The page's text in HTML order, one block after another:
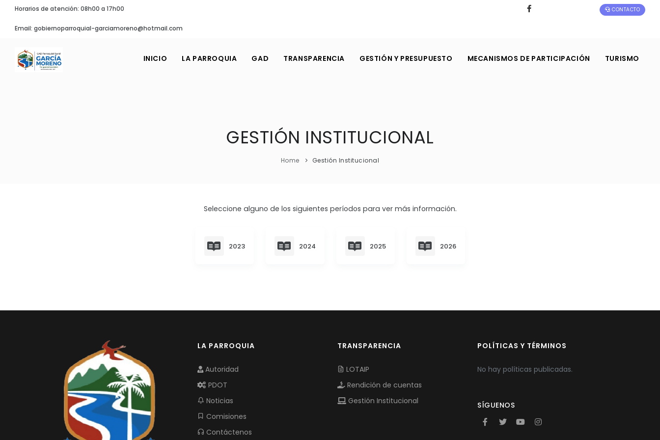
Horarios de atención: 08h00 a 17h00
Email: gobiernoparroquial-garciamoreno@hotmail.com
CONTACTO
INICIO LA PARROQUIA GAD TRANSPARENCIA GESTIÓN Y PRESUPUESTO MECANISMOS DE PARTICIPACIÓN TURISMO
GESTIÓN INSTITUCIONAL
Home Gestión Institucional
Seleccione alguno de los siguientes períodos para ver más información.
2023 2024 2025 2026
LA PARROQUIA
Autoridad
PDOT
Noticias
Comisiones
Contáctenos
TRANSPARENCIA
LOTAIP
Rendición de cuentas
Gestión Institucional
POLÍTICAS Y TÉRMINOS
No hay políticas publicadas.
SÍGUENOS